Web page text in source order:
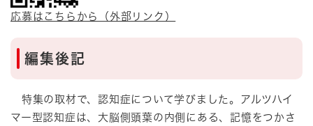
応募はこちらから（外部リンク）
編集後記
特集の取材で、認知症について学びました。アルツハイ
マー型認知症は、大脳側頭葉の内側にある、記憶をつかさ